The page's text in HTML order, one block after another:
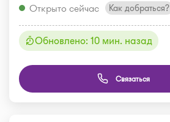
Открыто сейчас
Как добраться?
Обновлено: 10 мин. назад
Связаться